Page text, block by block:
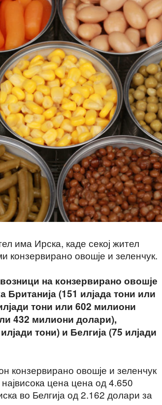
има Ирска, каде секој жител
конзервирано овошје и зеленчук.
на конзервирано овошје
Британија (151 илјада тони или
тони или 602 милиони
432 милиони долари),
тони) и Белгија (75 илјади
конзервирано овошје и зеленчук
цена цена од 4.650
во Белгија од 2.162 долари за